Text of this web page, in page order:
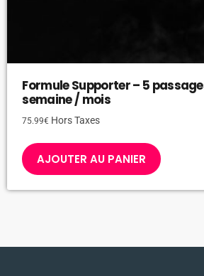
Formule Supporter – 5
semaine / mois
75.99€ Hors Taxes
AJOUTER AU PANIER